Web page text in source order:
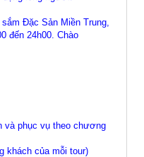
Đặc Sản Miền Trung,
đến 24h00. Chào
và phục vụ theo chương
khách của mỗi tour)